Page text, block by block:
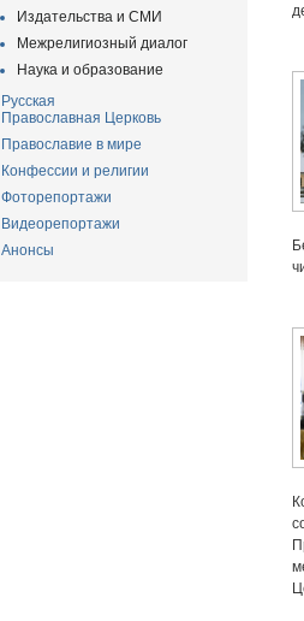
Издательства и СМИ
Межрелигиозный диалог
Наука и образование
Русская
Православная Церковь
Православие в мире
Конфессии и религии
Фоторепортажи
Видеорепортажи
Анонсы